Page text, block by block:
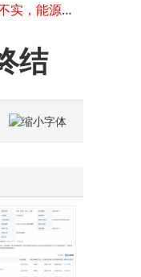
OpenAI CEO奥尔特曼：ChatGPT耗水谣言不实，能源使用应关注整体规模
苹果下月或推平价MacBook 搭载A18 Pro芯片 面向学生主打多彩便携
年后手机圈大戏开场！OPPO Find X9 Ultra与vivo X300 Ultra影像对决谁更强？
结